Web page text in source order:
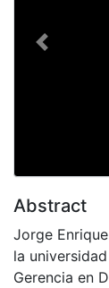
Previous
Abstract
Jorge
la
Gerencia en